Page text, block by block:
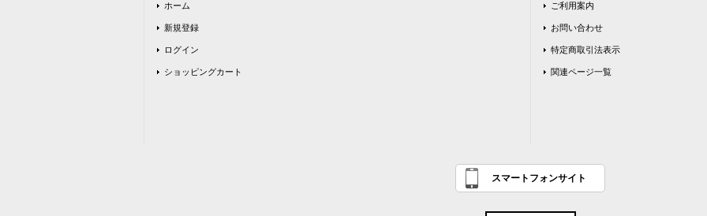
ホーム
新規登録
ログイン
ショッピングカート
ご利用案内
お問い合わせ
特定商取引法表示
関連ページ一覧
スマートフォンサイト